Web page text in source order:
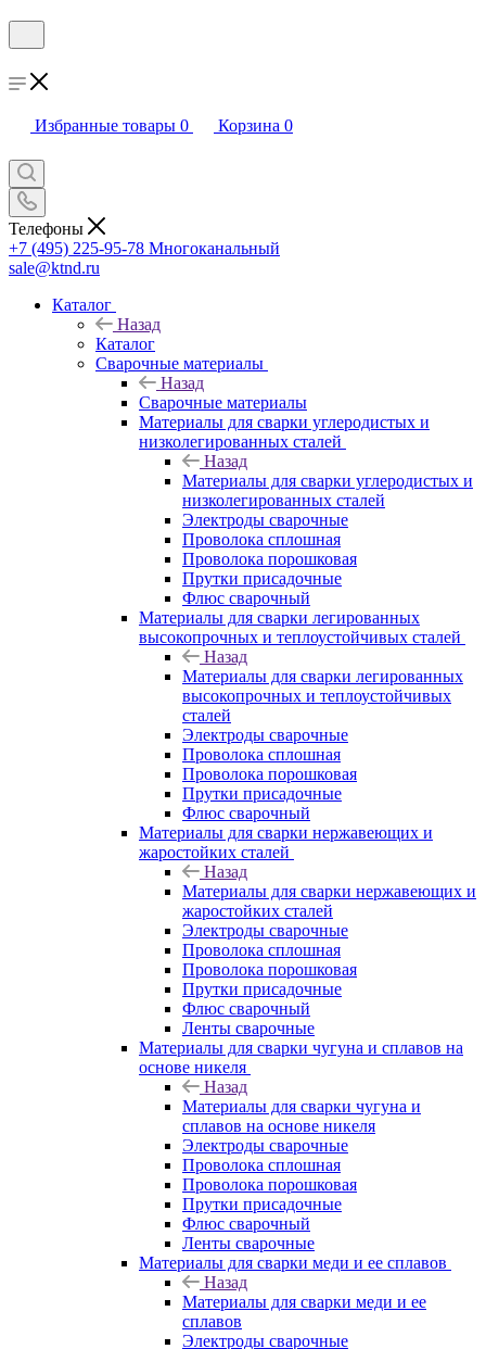
Избранные товары 0 Корзина 0
Телефоны
+7 (495) 225-95-78 Многоканальный
sale@ktnd.ru
Каталог
Назад
Каталог
Сварочные материалы
Назад
Сварочные материалы
Материалы для сварки углеродистых и
низколегированных сталей
Назад
Материалы для сварки углеродистых и
низколегированных сталей
Электроды сварочные
Проволока сплошная
Проволока порошковая
Прутки присадочные
Флюс сварочный
Материалы для сварки легированных
высокопрочных и теплоустойчивых сталей
Назад
Материалы для сварки легированных
высокопрочных и теплоустойчивых
сталей
Электроды сварочные
Проволока сплошная
Проволока порошковая
Прутки присадочные
Флюс сварочный
Материалы для сварки нержавеющих и
жаростойких сталей
Назад
Материалы для сварки нержавеющих и
жаростойких сталей
Электроды сварочные
Проволока сплошная
Проволока порошковая
Прутки присадочные
Флюс сварочный
Ленты сварочные
Материалы для сварки чугуна и сплавов на
основе никеля
Назад
Материалы для сварки чугуна и
сплавов на основе никеля
Электроды сварочные
Проволока сплошная
Проволока порошковая
Прутки присадочные
Флюс сварочный
Ленты сварочные
Материалы для сварки меди и ее сплавов
Назад
Материалы для сварки меди и ее
сплавов
Электроды сварочные